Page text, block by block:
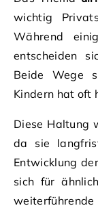
wichtig
Während
entscheiden
Beide Wege
Kindern hat oft
Diese Haltung
da sie
Entwicklung
sich für